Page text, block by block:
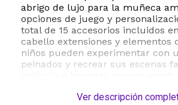
abrigo de lujo para la muñeca
opciones de juego y
total de 15 accesorios incluidos
cabello extensiones y elementos
niños pueden experimentar con
peinados y recrear sus escenas
El set incluye la muñeca Viva
Ver descripción